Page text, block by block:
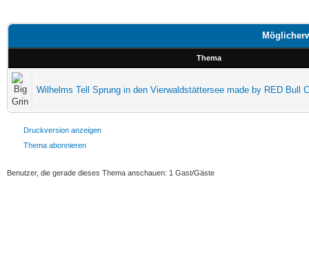
Thema
Wilhelms Tell Sprung in den Vierwaldstättersee made by RED Bull
Druckversion anzeigen
Thema abonnieren
Benutzer, die gerade dieses Thema anschauen: 1 Gast/Gäste